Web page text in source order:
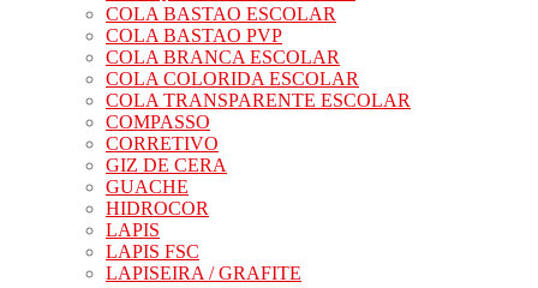
COLA BASTAO ESCOLAR
COLA BASTAO PVP
COLA BRANCA ESCOLAR
COLA COLORIDA ESCOLAR
COLA TRANSPARENTE ESCOLAR
COMPASSO
CORRETIVO
GIZ DE CERA
GUACHE
HIDROCOR
LAPIS
LAPIS FSC
LAPISEIRA / GRAFITE